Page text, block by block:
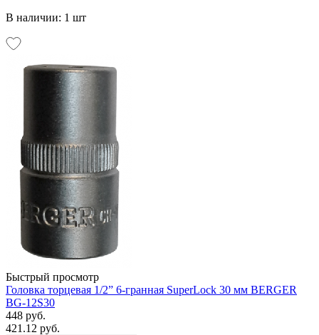
В наличии: 1 шт
Быстрый просмотр
Головка торцевая 1/2” 6-гранная SuperLock 30 мм BERGER
BG-12S30
448 руб.
421.12 руб.